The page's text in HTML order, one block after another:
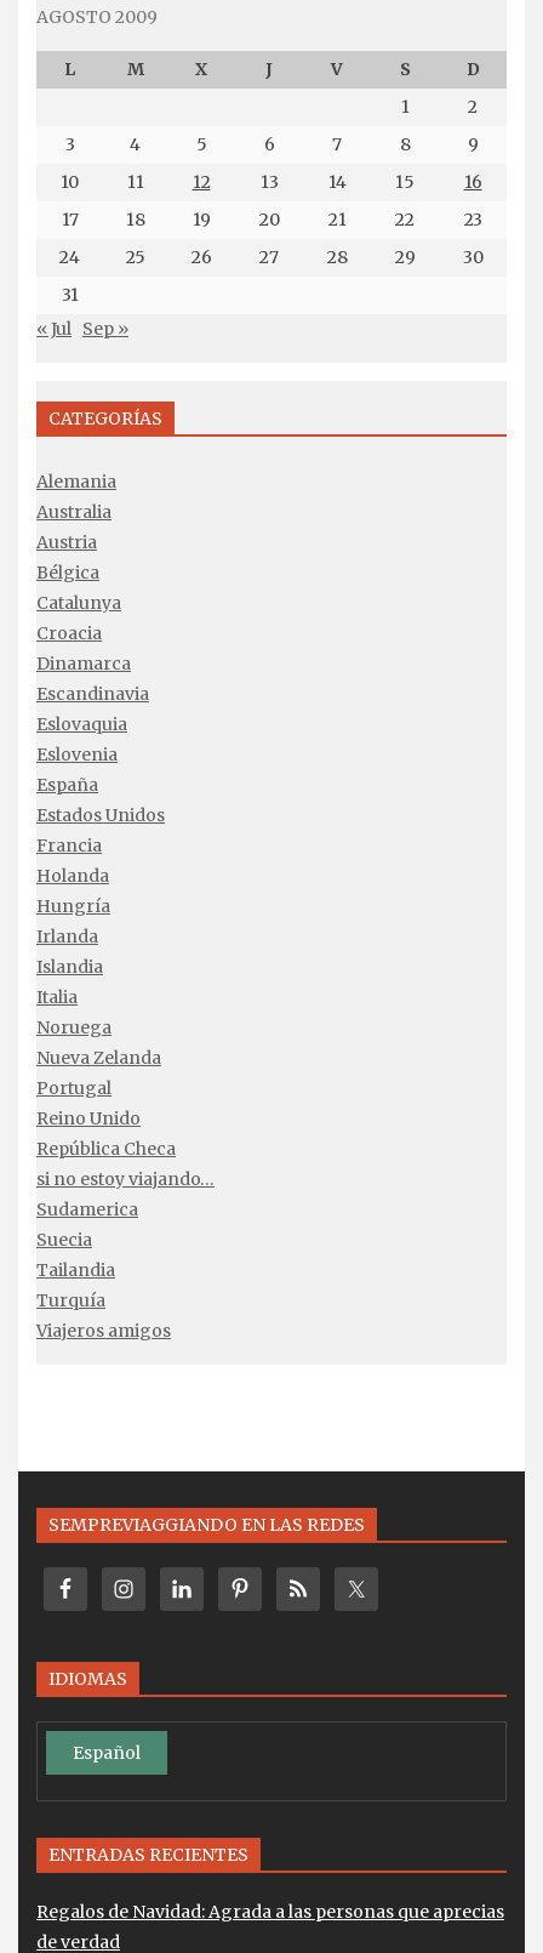
AGOSTO 2009
L M X J V S
D
1
2
3
4 5 6 7 8
9
10
11 12 13 14 15
16
17
18 19 20 21 22
23
24
25 26 27 28 29
30
31
« Jul Sep »
CATEGORÍAS
Alemania
Australia
Austria
Bélgica
Catalunya
Croacia
Dinamarca
Escandinavia
Eslovaquia
Eslovenia
España
Estados Unidos
Francia
Holanda
Hungría
Irlanda
Islandia
Italia
Noruega
Nueva Zelanda
Portugal
Reino Unido
República Checa
si no estoy viajando…
Sudamerica
Suecia
Tailandia
Turquía
Viajeros amigos
SEMPREVIAGGIANDO EN LAS REDES
IDIOMAS
Español
ENTRADAS RECIENTES
Regalos de Navidad: Agrada a las personas que aprecias
de verdad